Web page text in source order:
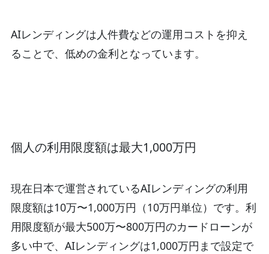
AIレンディングは人件費などの運用コストを抑え
ることで、低めの金利となっています。
個人の利用限度額は最大1,000万円
現在日本で運営されているAIレンディングの利用
限度額は10万〜1,000万円（10万円単位）です。利
用限度額が最大500万〜800万円のカードローンが
多い中で、AIレンディングは1,000万円まで設定で